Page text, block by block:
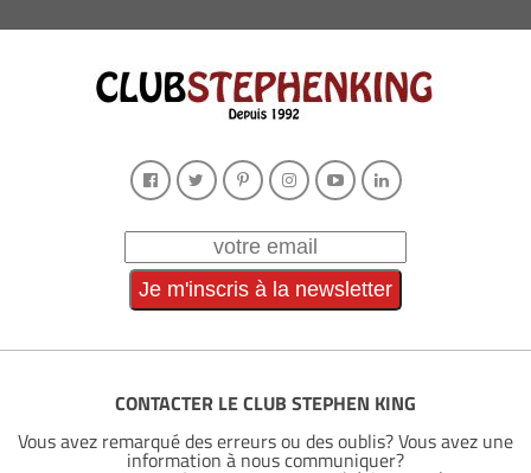
CONTACTER LE CLUB STEPHEN KING
Vous avez remarqué des erreurs ou des oublis? Vous avez une
information à nous communiquer?